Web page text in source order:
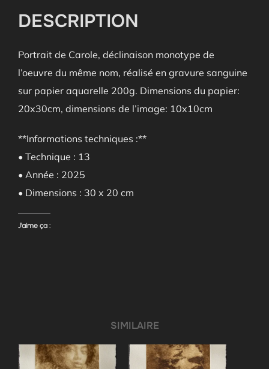
DESCRIPTION
Portrait de Carole, déclinaison monotype de
l’oeuvre du même nom, réalisé en gravure sanguine
sur papier aquarelle 200g. Dimensions du papier:
20x30cm, dimensions de l’image: 10x10cm
**Informations techniques :**
• Technique : 13
• Année : 2025
• Dimensions : 30 x 20 cm
J’aime ça :
SIMILAIRE